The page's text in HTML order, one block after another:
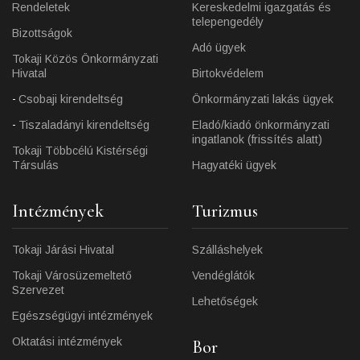
Rendeletek
Bizottságok
Tokaji Közös Önkormányzati
Hivatal
Csobaji kirendeltség
Tiszaladányi kirendeltség
Tokaji Többcélú Kistérségi
Társulás
Kereskedelmi igazgatás és
telepengedély
Adó ügyek
Birtokvédelem
Önkormányzati lakás ügyek
Eladó/kiadó önkormányzati
ingatlanok (frissítés alatt)
Hagyatéki ügyek
Intézmények
Tokaji Járási Hivatal
Tokaji Városüzemeltető
Szervezet
Egészségügyi intézmények
Oktatási intézmények
Turizmus
Szálláshelyek
Vendéglátók
Lehetőségek
Bor